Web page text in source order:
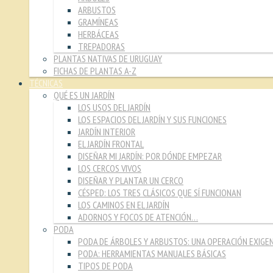
ARBUSTOS
GRAMÍNEAS
HERBÁCEAS
TREPADORAS
PLANTAS NATIVAS DE URUGUAY
FICHAS DE PLANTAS A-Z
TÉCNICAS
QUÉ ES UN JARDÍN
LOS USOS DEL JARDÍN
LOS ESPACIOS DEL JARDÍN Y SUS FUNCIONES
JARDÍN INTERIOR
EL JARDÍN FRONTAL
DISEÑAR MI JARDÍN: POR DÓNDE EMPEZAR
LOS CERCOS VIVOS
DISEÑAR Y PLANTAR UN CERCO
CÉSPED: LOS TRES CLÁSICOS QUE SÍ FUNCIONAN
LOS CAMINOS EN EL JARDÍN
ADORNOS Y FOCOS DE ATENCIÓN…
PODA
PODA DE ÁRBOLES Y ARBUSTOS: UNA OPERACIÓN
PODA: HERRAMIENTAS MANUALES BÁSICAS
TIPOS DE PODA